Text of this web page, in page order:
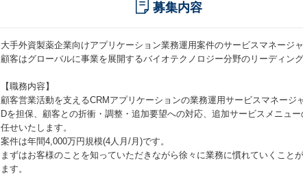
募集内容
大手外資製薬企業向けアプリケーション業務運用案件のサービスマネージ
顧客はグローバルに事業を展開するバイオテクノロジー分野のリーディング
【職務内容】
顧客営業活動を支えるCRMアプリケーションの業務運用サービスマネージ
Dを担保、顧客との折衝・調整・追加要望への対応、追加サービスメニュ
任せいたします。
案件は年間4,000万円規模(4人月/月)です。
まずはお客様のことを知っていただきながら徐々に業務に慣れていくこと
ます。